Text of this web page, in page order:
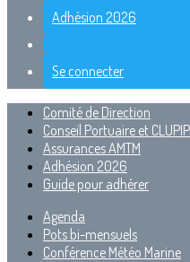
Adhésion 2026
Se connecter
Comité de Direction
Conseil Portuaire et
Assurances AMTM
Adhésion 2026
Guide pour adhérer
Agenda
Pots bi-mensuels
Conférence Météo Marine